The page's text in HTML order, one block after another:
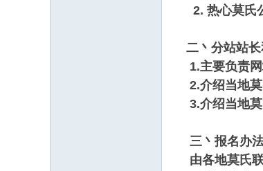
2. 热心莫氏
二丶分站站长
1.主要负责网
2.介绍当地莫
3.介绍当地莫
三丶报名办
由各地莫氏联